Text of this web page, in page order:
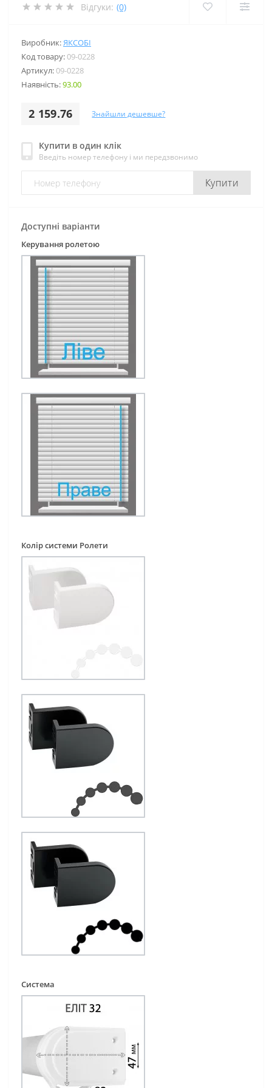
Відгуки: (0)
Виробник:ЯКСОБІ
Код товару:09-0228
Артикул:09-0228
Наявність:93.00
2 159.76 Знайшли дешевше?
Купити в один клік
Введіть номер телефону і ми передзвонимо
Купити
Доступні варіанти
Керування ролетою
Колір системи Ролети
Система